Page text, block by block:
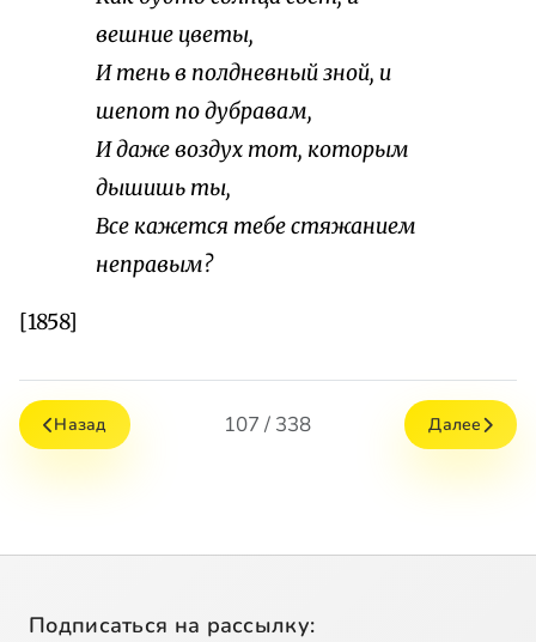
вешние цветы,
И тень в полдневный зной, и
шепот по дубравам,
И даже воздух тот, которым
дышишь ты,
Все кажется тебе стяжанием
неправым?
[1858]
Назад 107 / 338 Далее
Подписаться на рассылку: